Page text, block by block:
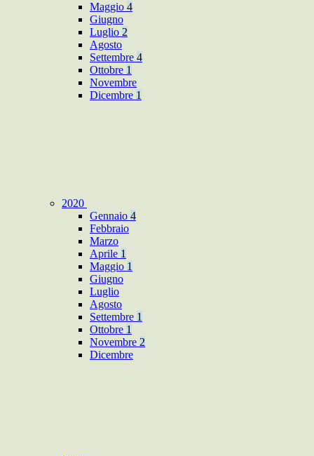
Maggio 4
Giugno
Luglio 2
Agosto
Settembre 4
Ottobre 1
Novembre
Dicembre 1
2020
Gennaio 4
Febbraio
Marzo
Aprile 1
Maggio 1
Giugno
Luglio
Agosto
Settembre 1
Ottobre 1
Novembre 2
Dicembre